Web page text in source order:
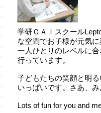
学研ＣＡＩスクール
な空間でお子様が元気
一人ひとりのレベルに
行っています。
子どもたちの笑顔と明
いっぱいです。さあ、
Lots of fun for you and